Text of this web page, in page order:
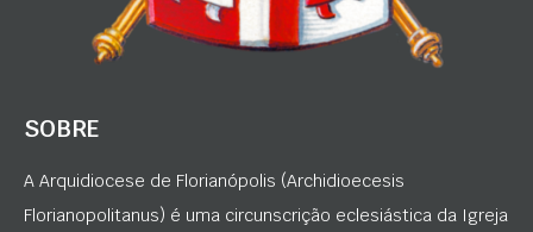
SOBRE
A Arquidiocese de Florianópolis (Archidioecesis
Florianopolitanus) é uma circunscrição eclesiástica da Igreja